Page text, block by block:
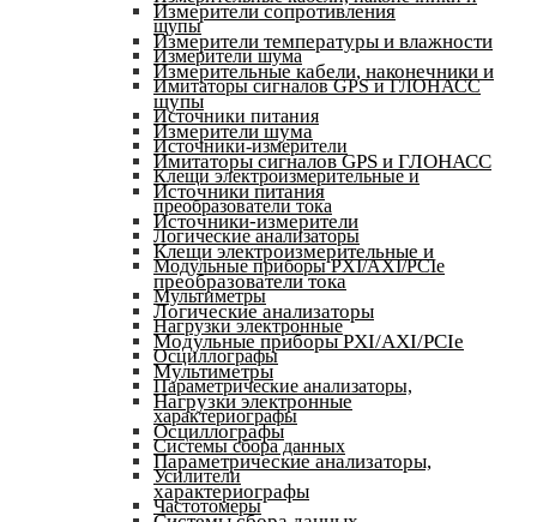
щупы
Измерители шума
Имитаторы сигналов GPS и ГЛОНАСС
Источники питания
Источники-измерители
Клещи электроизмерительные и
преобразователи тока
Логические анализаторы
Модульные приборы PXI/AXI/PCIe
Мультиметры
Нагрузки электронные
Осциллографы
Параметрические анализаторы,
характериографы
Системы сбора данных
Усилители
Частотомеры
Измерители сопротивления
Измерители температуры и влажности
Измерительные кабели, наконечники и
щупы
Измерители шума
Имитаторы сигналов GPS и ГЛОНАСС
Источники питания
Источники-измерители
Клещи электроизмерительные и
преобразователи тока
Логические анализаторы
Модульные приборы PXI/AXI/PCIe
Мультиметры
Нагрузки электронные
Осциллографы
Параметрические анализаторы,
характериографы